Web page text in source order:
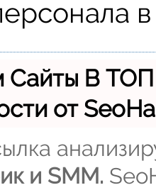
Сайты В
от
и SMM.